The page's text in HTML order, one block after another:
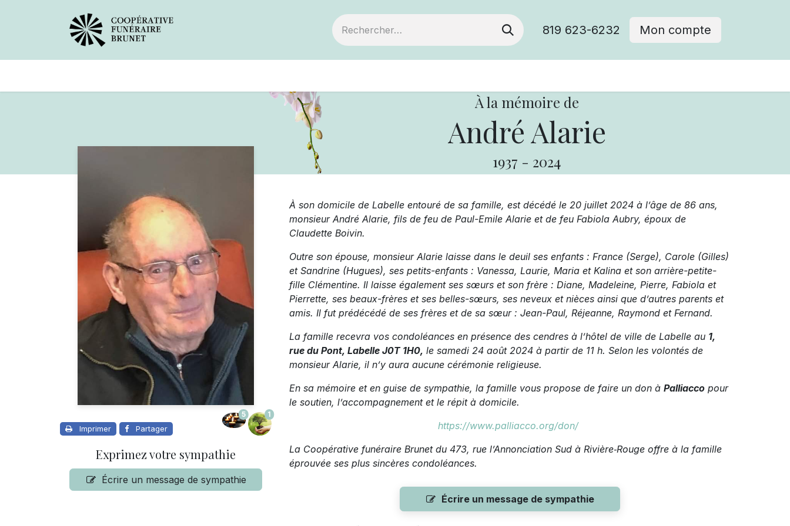
819 623-6232 Mon compte
À la mémoire de
André Alarie
1937 - 2024
Imprimer Partager
5 1
Exprimez votre sympathie
Écrire un message de sympathie
À son domicile de Labelle entouré de sa famille, est décédé le 20 juillet 2024 à l’âge de 86 ans,
monsieur André Alarie, fils de feu de Paul-Emile Alarie et de feu Fabiola Aubry, époux de
Claudette Boivin.
Outre son épouse, monsieur Alarie laisse dans le deuil ses enfants : France (Serge), Carole (Gilles)
et Sandrine (Hugues), ses petits-enfants : Vanessa, Laurie, Maria et Kalina et son arrière-petite-
fille Clémentine. Il laisse également ses sœurs et son frère : Diane, Madeleine, Pierre, Fabiola et
Pierrette, ses beaux-frères et ses belles-sœurs, ses neveux et nièces ainsi que d’autres parents et
amis. Il fut prédécédé de ses frères et de sa sœur : Jean-Paul, Réjeanne, Raymond et Fernand.
La famille recevra vos condoléances en présence des cendres à l’hôtel de ville de Labelle au 1,
rue du Pont, Labelle J0T 1H0, le samedi 24 août 2024 à partir de 11 h. Selon les volontés de
monsieur Alarie, il n’y aura aucune cérémonie religieuse.
En sa mémoire et en guise de sympathie, la famille vous propose de faire un don à Palliacco pour
le soutien, l’accompagnement et le répit à domicile.
https://www.palliacco.org/don/
La Coopérative funéraire Brunetdu 473, rue l’Annonciation Sud à Rivière‑Rouge offre à la famille
éprouvée ses plus sincères condoléances.
Écrire un message de sympathie